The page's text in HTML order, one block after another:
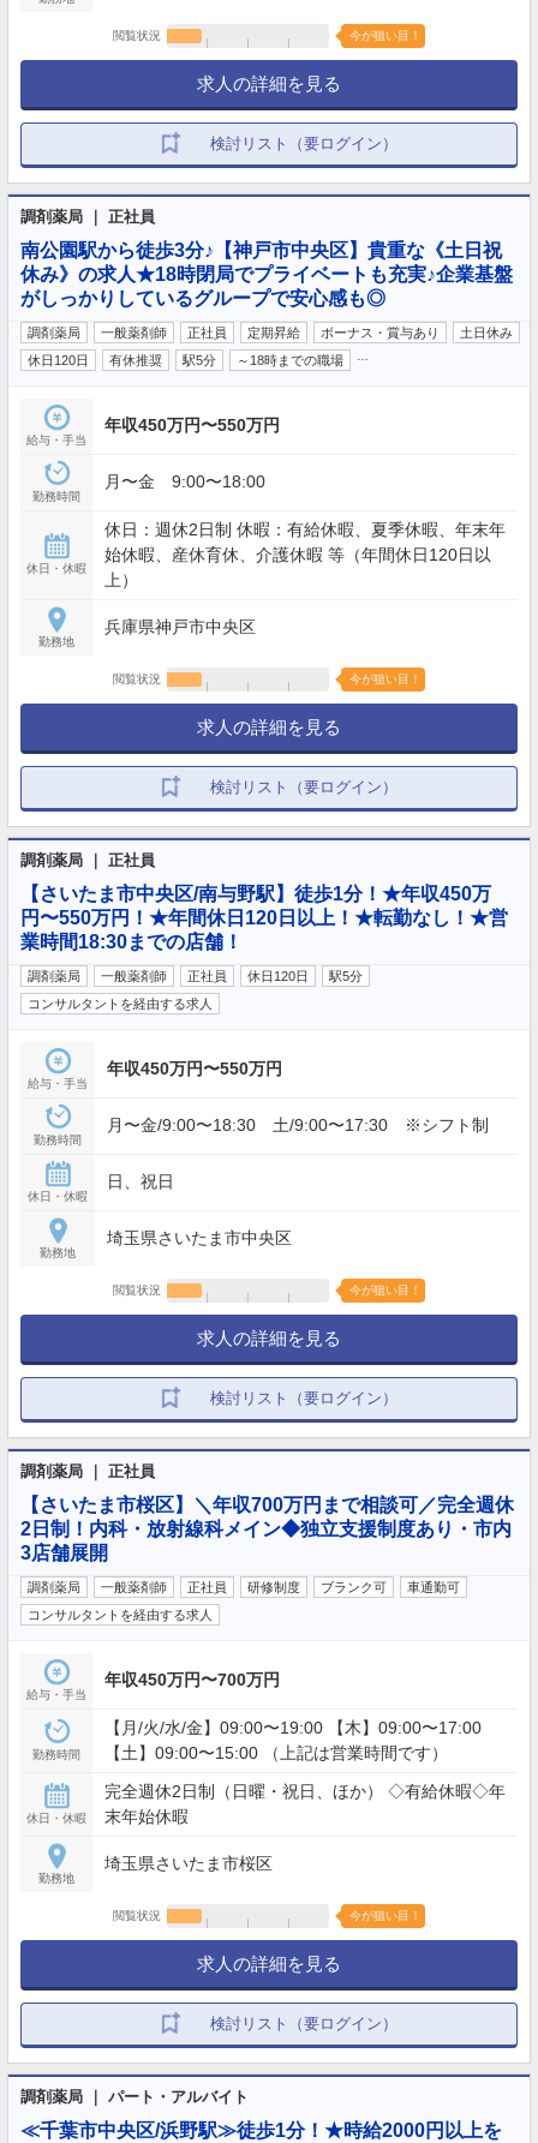
閲覧状況 今が狙い目！
求人の詳細を見る
検討リスト（要ログイン）
調剤薬局 ｜ 正社員
南公園駅から徒歩3分♪【神戸市中央区】貴重な《土日祝
休み》の求人★18時閉局でプライベートも充実♪企業基盤
がしっかりしているグループで安心感も◎
調剤薬局 一般薬剤師 正社員 定期昇給 ボーナス・賞与あり
土日休み
休日120日
有休推奨 駅5分 ～18時までの職場
給与・手当
年収450万円〜550万円
勤務時間
月〜金 9:00〜18:00
休日・休暇
休日：週休2日制 休暇：有給休暇、夏季休暇、年末年
始休暇、産休育休、介護休暇 等（年間休日120日以
上）
勤務地
兵庫県神戸市中央区
閲覧状況 今が狙い目！
求人の詳細を見る
検討リスト（要ログイン）
調剤薬局 ｜ 正社員
【さいたま市中央区/南与野駅】徒歩1分！★年収450万
円〜550万円！★年間休日120日以上！★転勤なし！★営
業時間18:30までの店舗！
調剤薬局 一般薬剤師 正社員 休日120日
駅5分
コンサルタントを経由する求人
給与・手当
年収450万円〜550万円
勤務時間
月〜金/9:00〜18:30 土/9:00〜17:30 ※シフト制
休日・休暇
日、祝日
勤務地
埼玉県さいたま市中央区
閲覧状況 今が狙い目！
求人の詳細を見る
検討リスト（要ログイン）
調剤薬局 ｜ 正社員
【さいたま市桜区】＼年収700万円まで相談可／完全週休
2日制！内科・放射線科メイン◆独立支援制度あり・市内
3店舗展開
調剤薬局 一般薬剤師 正社員 研修制度 ブランク可
車通勤可
コンサルタントを経由する求人
給与・手当
年収450万円〜700万円
勤務時間
【月/火/水/金】09:00〜19:00 【木】09:00〜17:00
【土】09:00〜15:00 （上記は営業時間です）
休日・休暇
完全週休2日制（日曜・祝日、ほか） ◇有給休暇◇年
末年始休暇
勤務地
埼玉県さいたま市桜区
閲覧状況 今が狙い目！
求人の詳細を見る
検討リスト（要ログイン）
調剤薬局 ｜ パート・アルバイト
≪千葉市中央区/浜野駅≫徒歩1分！★時給2000円以上を